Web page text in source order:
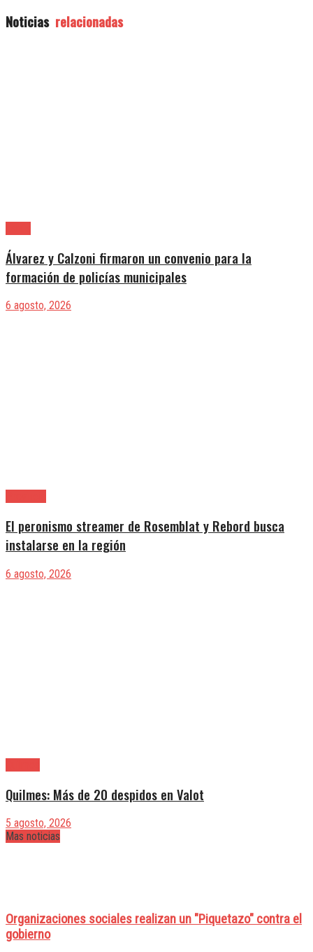
Noticias relacionadas
Álvarez y Calzoni firmaron un convenio para la
formación de policías municipales
6 agosto, 2026
El peronismo streamer de Rosemblat y Rebord busca
instalarse en la región
6 agosto, 2026
Quilmes: Más de 20 despidos en Valot
5 agosto, 2026
Mas noticias
Organizaciones sociales realizan un "Piquetazo" contra el
gobierno